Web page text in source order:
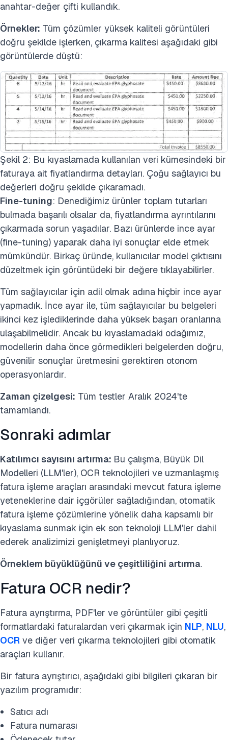
anahtar-değer çifti kullandık.
Örnekler: Tüm çözümler yüksek kaliteli görüntüleri
doğru şekilde işlerken, çıkarma kalitesi aşağıdaki gibi
görüntülerde düştü:
Şekil 2: Bu kıyaslamada kullanılan veri kümesindeki bir
faturaya ait fiyatlandırma detayları. Çoğu sağlayıcı bu
değerleri doğru şekilde çıkaramadı.
Fine-tuning: Denediğimiz ürünler toplam tutarları
bulmada başarılı olsalar da, fiyatlandırma ayrıntılarını
çıkarmada sorun yaşadılar. Bazı ürünlerde ince ayar
(fine-tuning) yaparak daha iyi sonuçlar elde etmek
mümkündür. Birkaç üründe, kullanıcılar model çıktısını
düzeltmek için görüntüdeki bir değere tıklayabilirler.
Tüm sağlayıcılar için adil olmak adına hiçbir ince ayar
yapmadık. İnce ayar ile, tüm sağlayıcılar bu belgeleri
ikinci kez işlediklerinde daha yüksek başarı oranlarına
ulaşabilmelidir. Ancak bu kıyaslamadaki odağımız,
modellerin daha önce görmedikleri belgelerden doğru,
güvenilir sonuçlar üretmesini gerektiren otonom
operasyonlardır.
Zaman çizelgesi: Tüm testler Aralık 2024'te
tamamlandı.
Sonraki adımlar
Katılımcı sayısını artırma: Bu çalışma, Büyük Dil
Modelleri (LLM'ler), OCR teknolojileri ve uzmanlaşmış
fatura işleme araçları arasındaki mevcut fatura işleme
yeteneklerine dair içgörüler sağladığından, otomatik
fatura işleme çözümlerine yönelik daha kapsamlı bir
kıyaslama sunmak için ek son teknoloji LLM'ler dahil
ederek analizimizi genişletmeyi planlıyoruz.
Örneklem büyüklüğünü ve çeşitliliğini artırma.
Fatura OCR nedir?
Fatura ayrıştırma, PDF'ler ve görüntüler gibi çeşitli
formatlardaki faturalardan veri çıkarmak için NLP, NLU,
OCR ve diğer veri çıkarma teknolojileri gibi otomatik
araçları kullanır.
Bir fatura ayrıştırıcı, aşağıdaki gibi bilgileri çıkaran bir
yazılım programıdır:
Satıcı adı
Fatura numarası